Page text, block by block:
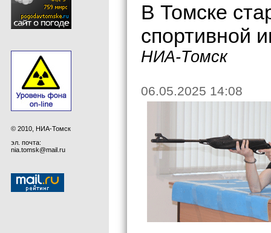
© 2010, НИА-Томск
эл. почта:
nia.tomsk@mail.ru
В Томске
спортивной
НИА-Томск
06.05.2025 14:08